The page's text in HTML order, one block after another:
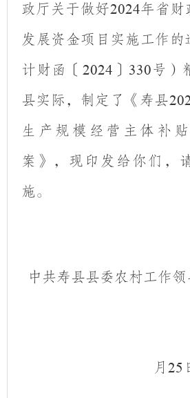
政厅关于做好2024年省财
发展资金项目实施工作的
计财函〔 2024 〕 330号）
县实际，制定了《寿县
生产规模经营主体补
案》，现印发给你们，
施。
中共寿县县委农村工作
月 25